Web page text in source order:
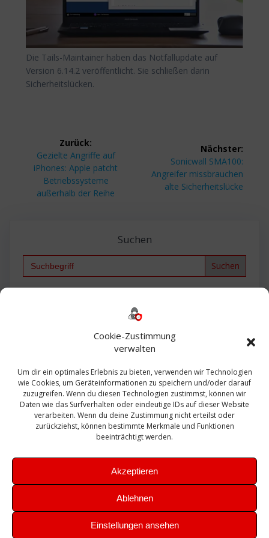
Cookie-Zustimmung
verwalten
Um dir ein optimales Erlebnis zu bieten, verwenden wir Technologien
wie Cookies, um Geräteinformationen zu speichern und/oder darauf
zuzugreifen. Wenn du diesen Technologien zustimmst, können wir
Daten wie das Surfverhalten oder eindeutige IDs auf dieser Website
verarbeiten. Wenn du deine Zustimmung nicht erteilst oder
zurückziehst, können bestimmte Merkmale und Funktionen
beeinträchtigt werden.
Akzeptieren
Ablehnen
Einstellungen ansehen
Die Tails-Maintainer haben das Notfallupdate auf
Version 6.14.2 veröffentlicht. Sie schließen darin
Sicherheitslücken.
Beitragsnavigation
Zurück:
Vorheriger
Beitrag:
Gezielte Angriffe auf
iPhones: Apple patcht
Betriebssysteme
außerhalb der Reihe
Nächster:
Nächster
Beitrag:
Sonicwall SMA100:
Angreifer missbrauchen
alte Sicherheitslücke
Suchen
Search
Bautagebuch
Exchange firewall Fritzbox
Microsoft
Sanierung SBS Security Server Sicherheit
Sicherung SIEM Sophos SSL Ubuntu
Update Upgrade UTM VCenter VCSA Veeam
VMWare VPN WAZUH Windows
Zertifikat
Theme